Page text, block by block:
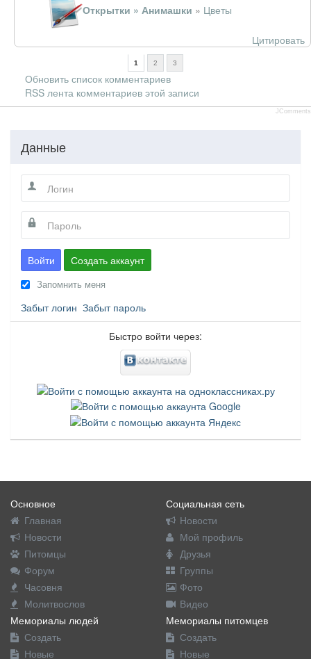
Открытки » Анимашки » Цветы
Цитировать
1 2 3
Обновить список комментариев
RSS лента комментариев этой записи
JComments
Данные
Войти Создать аккаунт
Запомнить меня
Забыт логин Забыт пароль
Быстро войти через:
Основное
Главная
Новости
Питомцы
Форум
Часовня
Молитвослов
Социальная сеть
Новости
Мой профиль
Друзья
Группы
Фото
Видео
Мемориалы людей
Создать
Новые
Мемориалы питомцев
Создать
Новые